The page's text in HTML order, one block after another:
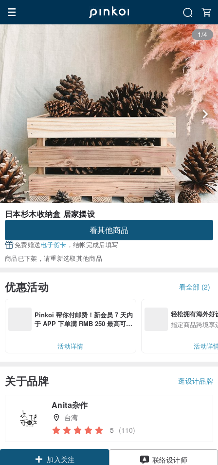
1/4
日本杉木收纳盒 居家摆设
看其他商品
免费赠送电子贺卡 ，结帐完成后填写
商品已下架，请重新选取其他商品
优惠活动 看全部 (2)
Pinkoi 帮你付邮费！新会员 7 天内
于 APP 下单满 RMB 250 最高可折
活动详情
轻松拥有海外好
指定商品跨境享
活动详
关于品牌 逛设计品牌
Anita杂作
台湾
5 (110)
加入关注 联络设计师